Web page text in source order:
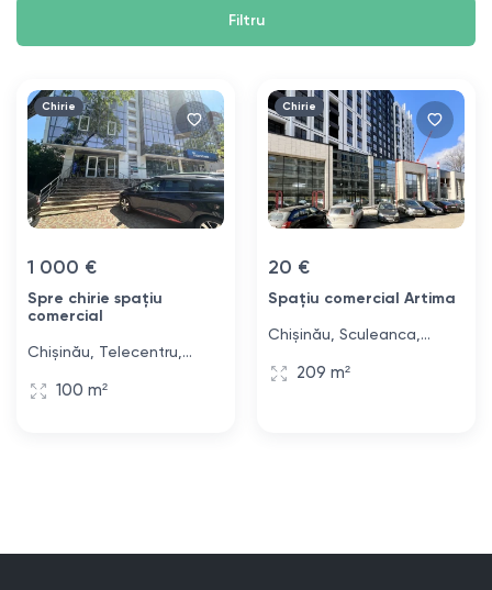
Filtru
Chirie
1 000 €
Spre chirie spațiu
comercial
Chișinău, Telecentru,
100 m²
Chirie
20 €
Spațiu comercial Artima
Chișinău, Sculeanca,
209 m²